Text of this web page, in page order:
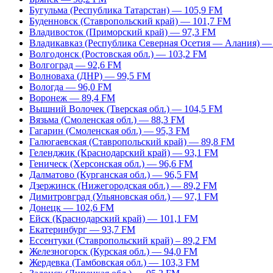
Бугульма (Республика Татарстан) — 105,9 FM
Буденновск (Ставропольский край) — 101,7 FM
Владивосток (Приморский край) — 97,3 FM
Владикавказ (Республика Северная Осетия — Алания)
Волгодонск (Ростовская обл.) — 103,2 FM
Волгоград — 92,6 FM
Волноваха (ДНР) — 99,5 FM
Вологда — 96,0 FM
Воронеж — 89,4 FM
Вышний Волочек (Тверская обл.) — 104,5 FM
Вязьма (Смоленская обл.) — 88,3 FM
Гагарин (Смоленская обл.) — 95,3 FM
Галюгаевская (Ставропольский край) — 89,8 FM
Геленджик (Краснодарский край) — 93,1 FM
Геническ (Херсонская обл.) — 96,6 FM
Далматово (Курганская обл.) — 96,5 FM
Дзержинск (Нижегородская обл.) — 89,2 FM
Димитровград (Ульяновская обл.) — 97,1 FM
Донецк — 102,6 FM
Ейск (Краснодарский край) — 101,1 FM
Екатеринбург — 93,7 FM
Ессентуки (Ставропольский край) – 89,2 FM
Железногорск (Курская обл.) — 94,0 FM
Жердевка (Тамбовская обл.) — 103,3 FM